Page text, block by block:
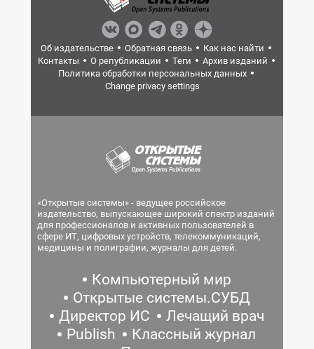
Об издательстве Обратная связь
Как нас найти
Контакты
О републикации Теги
Архив изданий
Политика обработки персональных данных
Change privacy settings
«Открытые системы» - ведущее российское
издательство, выпускающее широкий спектр изданий
для профессионалов и активных пользователей в
сфере ИТ, цифровых устройств, телекоммуникаций,
медицины и полиграфии, журналы для детей.
Компьютерный мир
Открытые системы.СУБД
Директор ИС
Лечащий врач
Publish
Классный журнал